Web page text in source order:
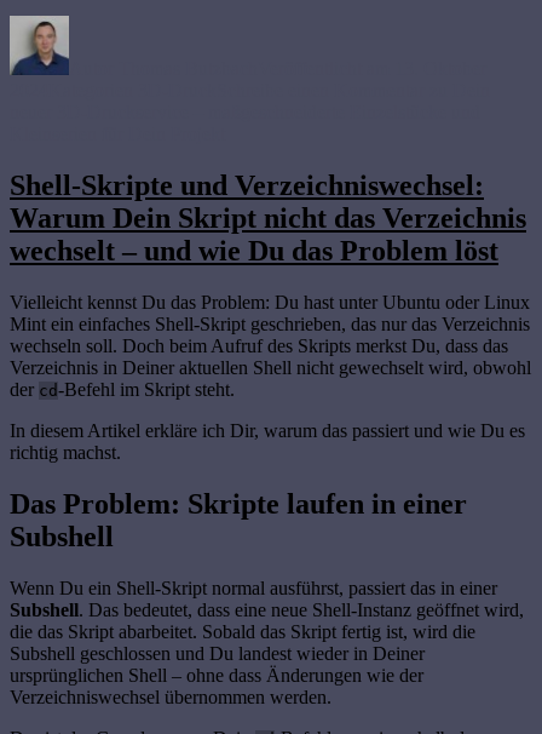
Shell-Skripte und Verzeichniswechsel:
Warum Dein Skript nicht das Verzeichnis
wechselt – und wie Du das Problem löst
Vielleicht kennst Du das Problem: Du hast unter Ubuntu oder Linux
Mint ein einfaches Shell-Skript geschrieben, das nur das Verzeichnis
wechseln soll. Doch beim Aufruf des Skripts merkst Du, dass das
Verzeichnis in Deiner aktuellen Shell nicht gewechselt wird, obwohl
der cd-Befehl im Skript steht.
In diesem Artikel erkläre ich Dir, warum das passiert und wie Du es
richtig machst.
Das Problem: Skripte laufen in einer
Subshell
Wenn Du ein Shell-Skript normal ausführst, passiert das in einer
Subshell. Das bedeutet, dass eine neue Shell-Instanz geöffnet wird,
die das Skript abarbeitet. Sobald das Skript fertig ist, wird die
Subshell geschlossen und Du landest wieder in Deiner
ursprünglichen Shell – ohne dass Änderungen wie der
Verzeichniswechsel übernommen werden.